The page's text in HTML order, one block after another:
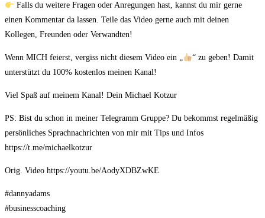
Falls du weitere Fragen oder Anregungen hast, kannst du mir gerne
einen Kommentar da lassen. Teile das Video gerne auch mit deinen
Kollegen, Freunden oder Verwandten!
Wenn MICH feierst, vergiss nicht diesem Video ein „
“ zu geben! Damit
unterstützt du 100% kostenlos meinen Kanal!
Viel Spaß auf meinem Kanal! Dein Michael Kotzur
PS: Bist du schon in meiner Telegramm Gruppe? Du bekommst regelmäßig
persönliches Sprachnachrichten von mir mit Tips und Infos
https://t.me/michaelkotzur
Orig. Video https://youtu.be/AodyXDBZwKE
#dannyadams
#businesscoaching